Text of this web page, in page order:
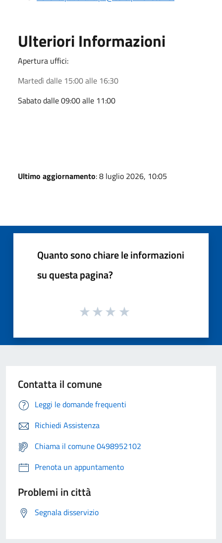
Ulteriori Informazioni
Apertura uffici:
Martedì dalle 15:00 alle 16:30
Sabato dalle 09:00 alle 11:00
Ultimo aggiornamento: 8 luglio 2026, 10:05
Quanto sono chiare le informazioni
su questa pagina?
Contatta il comune
Leggi le domande frequenti
Richiedi Assistenza
Chiama il comune 0498952102
Prenota un appuntamento
Problemi in città
Segnala disservizio